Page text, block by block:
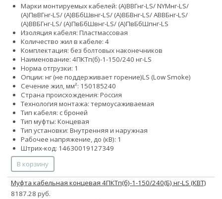
Марки монтируемых кабелей: (А)ВВГнг-LS/ NYMнг-LS/
(А)ПвВГнг-LS/ (А)ВБбШвнг-LS/ (А)ВБВнг-LS/ АВВБнг-LS/
(А)ВВБГнг-LS/ (А)ПвБбШвнг-LS/ (А)ПвБбШпнг-LS
Изоляция кабеля: Пластмассовая
Количество жил в кабеле: 4
Комплектация: без болтовых наконечников
Наименование: 4ПКТп(б)-1-150/240 нг-LS
Норма отгрузки: 1
Опции: нг (не поддерживает горение)LS (Low Smoke)
Сечение жил, мм²: 150185240
Страна происхождения: Россия
Технология монтажа: термоусаживаемая
Тип кабеля: с броней
Тип муфты: Концевая
Тип установки: Внутренняя и наружная
Рабочее напряжение, до (кВ): 1
Штрих-код: 14630019127349
В корзину
Муфта кабельная концевая 4ПКТп(б)-1-150/240(Б) нг-LS (КВТ)
8187.28 руб.